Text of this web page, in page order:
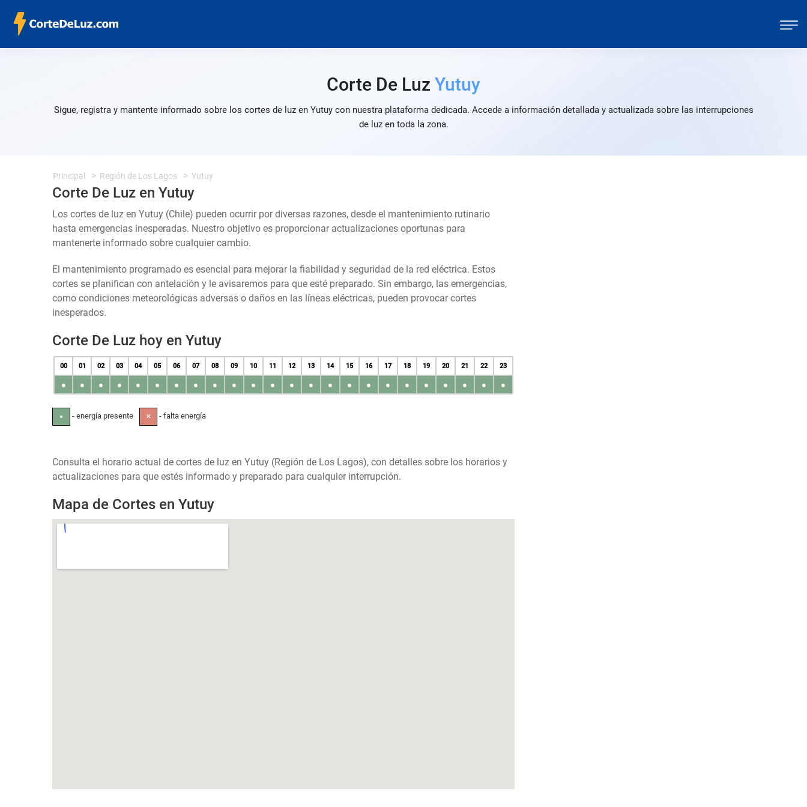
Corte De Luz Yutuy
Sigue, registra y mantente informado sobre los cortes de luz en Yutuy con nuestra plataforma dedicada. Accede a información detallada y actualizada sobre las interrupciones
de luz en toda la zona.
Principal Región de Los Lagos Yutuy
Corte De Luz en Yutuy
Los cortes de luz en Yutuy (Chile) pueden ocurrir por diversas razones, desde el mantenimiento rutinario
hasta emergencias inesperadas. Nuestro objetivo es proporcionar actualizaciones oportunas para
mantenerte informado sobre cualquier cambio.
El mantenimiento programado es esencial para mejorar la fiabilidad y seguridad de la red eléctrica. Estos
cortes se planifican con antelación y le avisaremos para que esté preparado. Sin embargo, las emergencias,
como condiciones meteorológicas adversas o daños en las líneas eléctricas, pueden provocar cortes
inesperados.
Corte De Luz hoy en Yutuy
00 01 02 03 04 05 06 07 08 09 10 11 12 13 14 15 16 17 18 19 20 21 22 23
● ● ● ● ● ● ● ● ● ● ● ● ● ● ● ● ● ● ● ● ● ● ● ●
● - energía presente ✕ - falta energía
Consulta el horario actual de cortes de luz en Yutuy (Región de Los Lagos), con detalles sobre los horarios y
actualizaciones para que estés informado y preparado para cualquier interrupción.
Mapa de Cortes en Yutuy